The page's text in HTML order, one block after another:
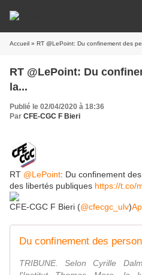
Accueil » RT @LePoint: Du confinement des
RT @LePoint: Du
la...
Publié le 02/04/2020 à 18:36
Par CFE-CGC F Bieri
RT @LePoint: Du confinement
des libertés publiques https://t.co/
CFE-CGC F Bieri (@cfecgc_ulv)
TRIBUNE. Selon Cyrille